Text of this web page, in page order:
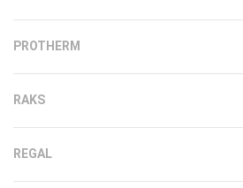
PROTHERM
RAKS
REGAL